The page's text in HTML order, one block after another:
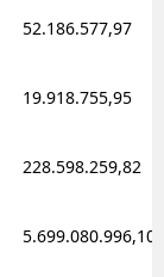
52.186.577,97
19.918.755,95
228.598.259,82
5.699.080.996,10